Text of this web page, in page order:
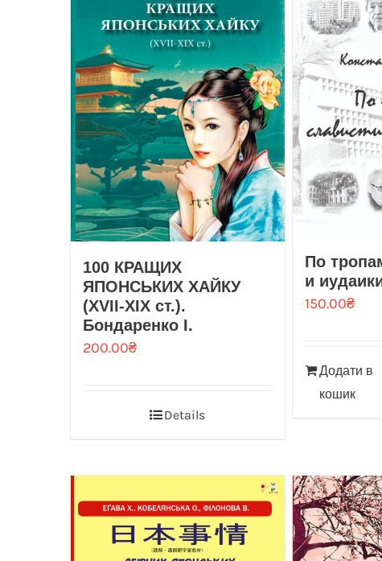
100 КРАЩИХ
ЯПОНСЬКИХ ХАЙКУ
(XVII-XIX ст.).
Бондаренко І.
200.00₴
Details
По
и
150.00₴
Додати в
кошик